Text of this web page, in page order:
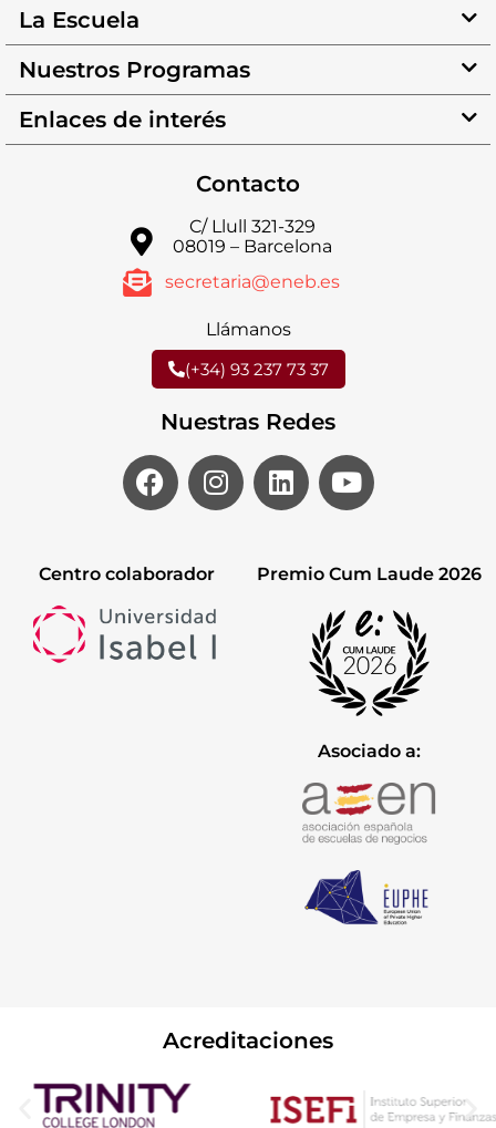
La Escuela
Nuestros Programas
Enlaces de interés
Contacto
C/ Llull 321-329
08019 – Barcelona
secretaria@eneb.es
Llámanos
(+34) 93 237 73 37
Nuestras Redes
Centro colaborador Premio Cum Laude 2026
Asociado a:
Acreditaciones